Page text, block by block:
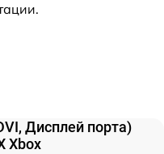
Дисплей порта)
Xbox